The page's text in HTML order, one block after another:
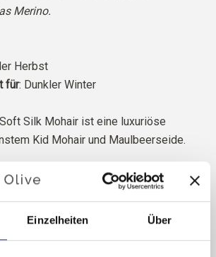
Einzelheiten Über
Merino.
Herbst
für: Dunkler Winter
Silk Mohair ist eine luxuriöse
Kid Mohair und Maulbeerseide.
von Angoraziegen, die in Südafrika
und auch das Garn wird vor Ort
Garne lassen sich bis zu den